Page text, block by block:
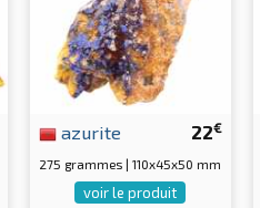
22€
azurite
275 grammes | 110x45x50 mm
voir le produit